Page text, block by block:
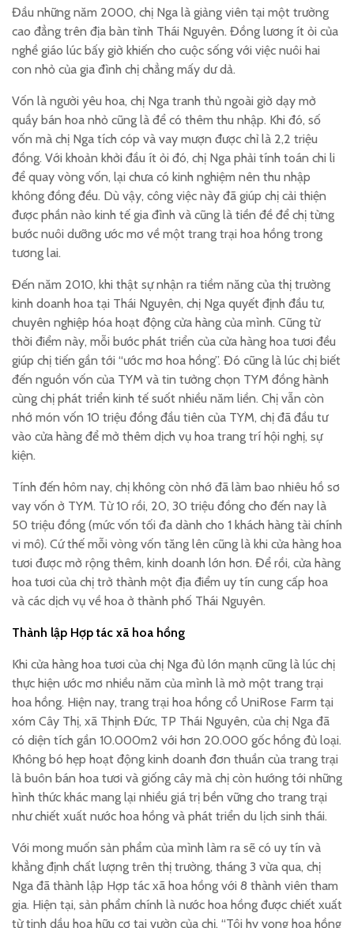
Đầu những năm 2000, chị Nga là giảng viên tại một trường
cao đẳng trên địa bàn tỉnh Thái Nguyên. Đồng lương ít ỏi của
nghề giáo lúc bấy giờ khiến cho cuộc sống với việc nuôi hai
con nhỏ của gia đình chị chẳng mấy dư dả.
Vốn là người yêu hoa, chị Nga tranh thủ ngoài giờ dạy mở
quầy bán hoa nhỏ cũng là để có thêm thu nhập. Khi đó, số
vốn mà chị Nga tích cóp và vay mượn được chỉ là 2,2 triệu
đồng. Với khoản khởi đầu ít ỏi đó, chị Nga phải tính toán chi li
để quay vòng vốn, lại chưa có kinh nghiệm nên thu nhập
không đồng đều. Dù vậy, công việc này đã giúp chị cải thiện
được phần nào kinh tế gia đình và cũng là tiền đề để chị từng
bước nuôi dưỡng ước mơ về một trang trại hoa hồng trong
tương lai.
Đến năm 2010, khi thật sự nhận ra tiềm năng của thị trường
kinh doanh hoa tại Thái Nguyên, chị Nga quyết định đầu tư,
chuyên nghiệp hóa hoạt động cửa hàng của mình. Cũng từ
thời điểm này, mỗi bước phát triển của cửa hàng hoa tươi đều
giúp chị tiến gần tới “ước mơ hoa hồng”. Đó cũng là lúc chị biết
đến nguồn vốn của TYM và tin tưởng chọn TYM đồng hành
cùng chị phát triển kinh tế suốt nhiều năm liền. Chị vẫn còn
nhớ món vốn 10 triệu đồng đầu tiên của TYM, chị đã đầu tư
vào cửa hàng để mở thêm dịch vụ hoa trang trí hội nghị, sự
kiện.
Tính đến hôm nay, chị không còn nhớ đã làm bao nhiêu hồ sơ
vay vốn ở TYM. Từ 10 rồi, 20, 30 triệu đồng cho đến nay là
50 triệu đồng (mức vốn tối đa dành cho 1 khách hàng tài chính
vi mô). Cứ thế mỗi vòng vốn tăng lên cũng là khi cửa hàng hoa
tươi được mở rộng thêm, kinh doanh lớn hơn. Để rồi, cửa hàng
hoa tươi của chị trở thành một địa điểm uy tín cung cấp hoa
và các dịch vụ về hoa ở thành phố Thái Nguyên.
Thành lập Hợp tác xã hoa hồng
Khi cửa hàng hoa tươi của chị Nga đủ lớn mạnh cũng là lúc chị
thực hiện ước mơ nhiều năm của mình là mở một trang trại
hoa hồng. Hiện nay, trang trại hoa hồng cổ UniRose Farm tại
xóm Cây Thị, xã Thịnh Đức, TP Thái Nguyên, của chị Nga đã
có diện tích gần 10.000m2 với hơn 20.000 gốc hồng đủ loại.
Không bó hẹp hoạt động kinh doanh đơn thuần của trang trại
là buôn bán hoa tươi và giống cây mà chị còn hướng tới những
hình thức khác mang lại nhiều giá trị bền vững cho trang trại
như chiết xuất nước hoa hồng và phát triển du lịch sinh thái.
Với mong muốn sản phẩm của mình làm ra sẽ có uy tín và
khẳng định chất lượng trên thị trường, tháng 3 vừa qua, chị
Nga đã thành lập Hợp tác xã hoa hồng với 8 thành viên tham
gia. Hiện tại, sản phẩm chính là nước hoa hồng được chiết xuất
từ tinh dầu hoa hữu cơ tại vườn của chị. “Tôi hy vọng hoa hồng